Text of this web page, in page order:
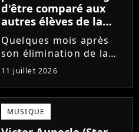
d'être comparé aux
autres élèves de la
Star Academy
Quelques mois après
son élimination de la
Star Academy, Bastiaan
tente de lancer sa
carrière dans la
musique. Et pour ça, le
chanteur a récemment
11 juillet 2026
MUSIQUE